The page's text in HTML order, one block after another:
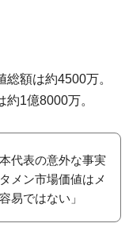
額は約4500万。
1億8000万。
代表の意外な事実
メン市場価値はメ
易ではない」